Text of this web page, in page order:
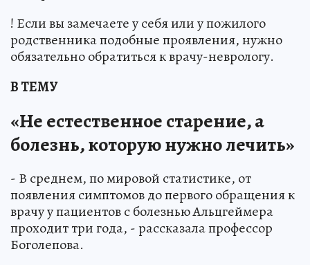
! Если вы замечаете у себя или у пожилого
родственника подобные проявления, нужно
обязательно обратиться к врачу-неврологу.
В ТЕМУ
«Не естественное старение, а
болезнь, которую нужно лечить»
- В среднем, по мировой статистике, от
появления симптомов до первого обращения к
врачу у пациентов с болезнью Альцгеймера
проходит три года, - рассказала профессор
Боголепова.